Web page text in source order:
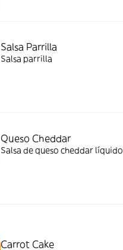
Salsa Parrilla
Salsa parrilla
Queso Cheddar
Salsa de queso cheddar líquido
Carrot Cake